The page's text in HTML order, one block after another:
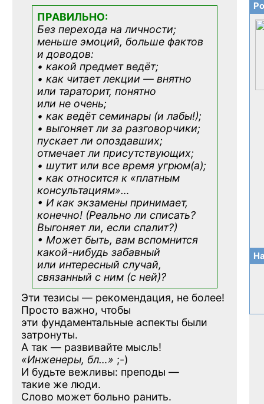
ПРАВИЛЬНО:
Без перехода на личности;
меньше эмоций, больше фактов
и доводов:
• какой предмет ведёт;
• как читает лекции — внятно
или тараторит, понятно
или не очень;
• как ведёт семинары (и лабы!);
• выгоняет ли за разговорчики;
пускает ли опоздавших;
отмечает ли присутствующих;
• шутит или все время угрюм(а);
• как относится к «платным
консультациям»…
• И как экзамены принимает,
конечно! (Реально ли списать?
Выгоняет ли, если спалит?)
• Может быть, вам вспомнится
какой-нибудь забавный
или интересный случай,
связанный с ним (с ней)?
Эти тезисы — рекомендация, не более!
Просто важно, чтобы
эти фундаментальные аспекты были
затронуты.
А так — развивайте мысль!
«Инженеры, бл…» ;-)
И будьте вежливы: преподы —
такие же люди.
Слово может больно ранить.